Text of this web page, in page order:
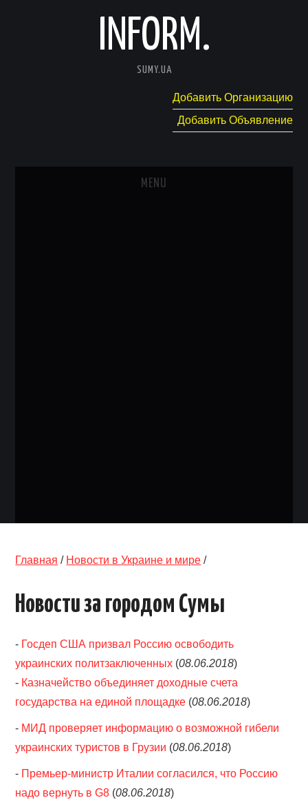
INFORM.
SUMY.UA
Добавить Организацию
Добавить Объявление
MENU
Главная / Новости в Украине и мире /
Новости за городом Сумы
- Госдеп США призвал Россию освободить
украинских политзаключенных (08.06.2018)
- Казначейство объединяет доходные счета
государства на единой площадке (08.06.2018)
- МИД проверяет информацию о возможной гибели
украинских туристов в Грузии (08.06.2018)
- Премьер-министр Италии согласился, что Россию
надо вернуть в G8 (08.06.2018)